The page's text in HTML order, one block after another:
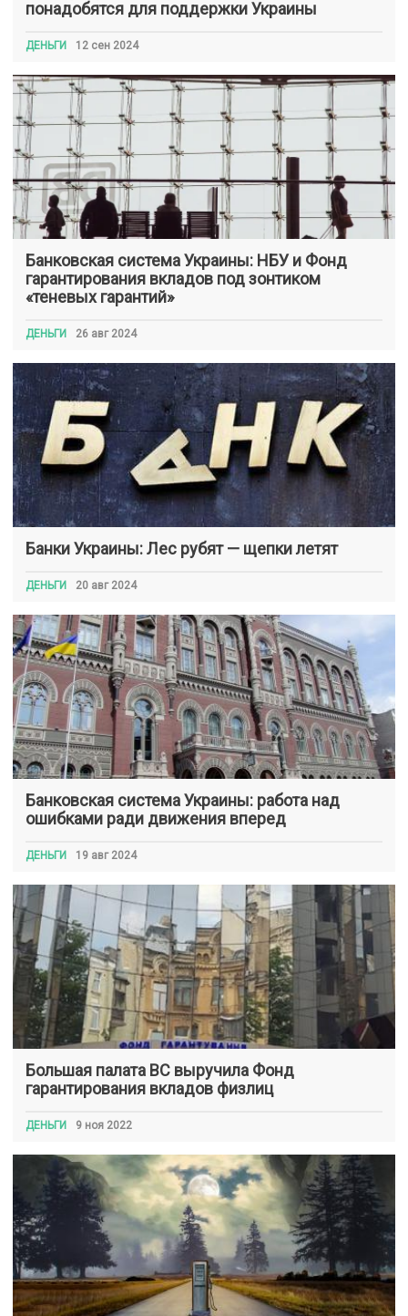
понадобятся для поддержки Украины
ДЕНЬГИ 12 сен 2024
Банковская система Украины: НБУ и Фонд
гарантирования вкладов под зонтиком
«теневых гарантий»
ДЕНЬГИ 26 авг 2024
Банки Украины: Лес рубят — щепки летят
ДЕНЬГИ 20 авг 2024
Банковская система Украины: работа над
ошибками ради движения вперед
ДЕНЬГИ 19 авг 2024
Большая палата ВС выручила Фонд
гарантирования вкладов физлиц
ДЕНЬГИ 9 ноя 2022